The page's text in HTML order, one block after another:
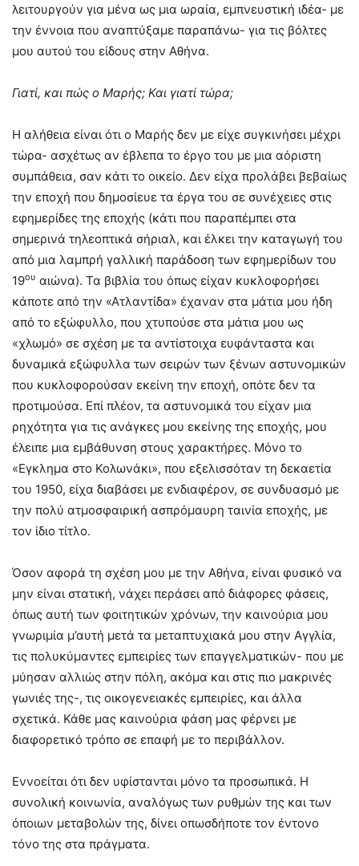
λειτουργούν για μένα ως μια ωραία, εμπνευστική ιδέα- με
την έννοια που αναπτύξαμε παραπάνω- για τις βόλτες
μου αυτού του είδους στην Αθήνα.
Γιατί, και πώς ο Μαρής; Και γιατί τώρα;
Η αλήθεια είναι ότι ο Μαρής δεν με είχε συγκινήσει μέχρι
τώρα- ασχέτως αν έβλεπα το έργο του με μια αόριστη
συμπάθεια, σαν κάτι το οικείο. Δεν είχα προλάβει βεβαίως
την εποχή που δημοσίευε τα έργα του σε συνέχειες στις
εφημερίδες της εποχής (κάτι που παραπέμπει στα
σημερινά τηλεοπτικά σήριαλ, και έλκει την καταγωγή του
από μια λαμπρή γαλλική παράδοση των εφημερίδων του
19ου αιώνα). Τα βιβλία του όπως είχαν κυκλοφορήσει
κάποτε από την «Ατλαντίδα» έχαναν στα μάτια μου ήδη
από το εξώφυλλο, που χτυπούσε στα μάτια μου ως
«χλωμό» σε σχέση με τα αντίστοιχα ευφάνταστα και
δυναμικά εξώφυλλα των σειρών των ξένων αστυνομικών
που κυκλοφορούσαν εκείνη την εποχή, οπότε δεν τα
προτιμούσα. Επί πλέον, τα αστυνομικά του είχαν μια
ρηχότητα για τις ανάγκες μου εκείνης της εποχής, μου
έλειπε μια εμβάθυνση στους χαρακτήρες. Μόνο το
«Εγκλημα στο Κολωνάκι», που εξελισσόταν τη δεκαετία
του 1950, είχα διαβάσει με ενδιαφέρον, σε συνδυασμό με
την πολύ ατμοσφαιρική ασπρόμαυρη ταινία εποχής, με
τον ίδιο τίτλο.
Όσον αφορά τη σχέση μου με την Αθήνα, είναι φυσικό να
μην είναι στατική, νάχει περάσει από διάφορες φάσεις,
όπως αυτή των φοιτητικών χρόνων, την καινούρια μου
γνωριμία μ’αυτή μετά τα μεταπτυχιακά μου στην Αγγλία,
τις πολυκύμαντες εμπειρίες των επαγγελματικών- που με
μύησαν αλλιώς στην πόλη, ακόμα και στις πιο μακρινές
γωνιές της-, τις οικογενειακές εμπειρίες, και άλλα
σχετικά. Κάθε μας καινούρια φάση μας φέρνει με
διαφορετικό τρόπο σε επαφή με το περιβάλλον.
Εννοείται ότι δεν υφίστανται μόνο τα προσωπικά. Η
συνολική κοινωνία, αναλόγως των ρυθμών της και των
όποιων μεταβολών της, δίνει οπωσδήποτε τον έντονο
τόνο της στα πράγματα.